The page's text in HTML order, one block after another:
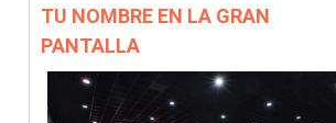
TU NOMBRE EN LA GRAN
PANTALLA